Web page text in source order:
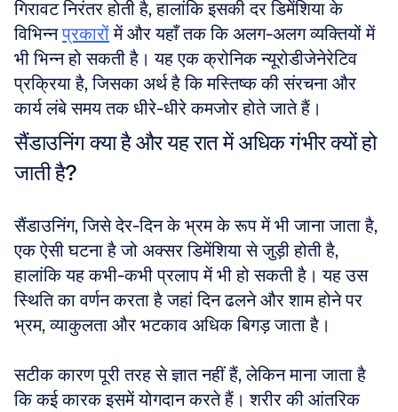
गिरावट निरंतर होती है, हालांकि इसकी दर डिमेंशिया के
विभिन्न प्रकारों में और यहाँ तक कि अलग-अलग व्यक्तियों में
भी भिन्न हो सकती है। यह एक क्रोनिक न्यूरोडीजेनेरेटिव
प्रक्रिया है, जिसका अर्थ है कि मस्तिष्क की संरचना और
कार्य लंबे समय तक धीरे-धीरे कमजोर होते जाते हैं।
सैंडाउनिंग क्या है और यह रात में अधिक गंभीर क्यों हो
जाती है?
सैंडाउनिंग, जिसे देर-दिन के भ्रम के रूप में भी जाना जाता है,
एक ऐसी घटना है जो अक्सर डिमेंशिया से जुड़ी होती है,
हालांकि यह कभी-कभी प्रलाप में भी हो सकती है। यह उस
स्थिति का वर्णन करता है जहां दिन ढलने और शाम होने पर
भ्रम, व्याकुलता और भटकाव अधिक बिगड़ जाता है।
सटीक कारण पूरी तरह से ज्ञात नहीं हैं, लेकिन माना जाता है
कि कई कारक इसमें योगदान करते हैं। शरीर की आंतरिक